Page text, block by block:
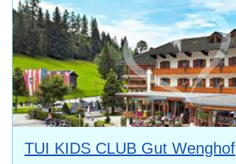
TUI KIDS CLUB Gut Wenghof